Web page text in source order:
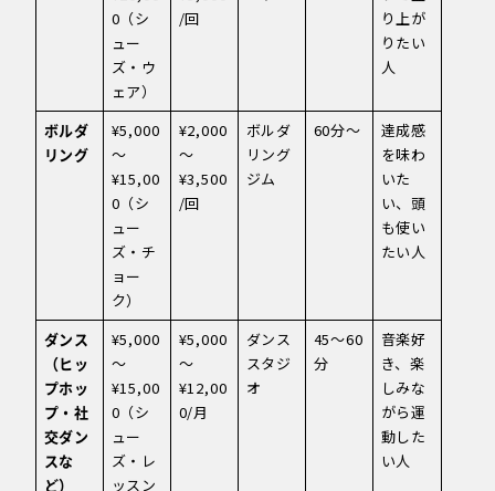
0（シ
ュー
ズ・ウ
ェア）
/回
り上が
りたい
人
ボルダ
リング
¥5,000
〜
¥15,00
0（シ
ュー
ズ・チ
ョー
ク）
¥2,000
〜
¥3,500
/回
ボルダ
リング
ジム
60分〜
達成感
を味わ
いた
い、頭
も使い
たい人
ダンス
（ヒッ
プホッ
プ・社
交ダン
スな
ど）
¥5,000
〜
¥15,00
0（シ
ュー
ズ・レ
ッスン
¥5,000
〜
¥12,00
0/月
ダンス
スタジ
オ
45〜60
分
音楽好
き、楽
しみな
がら運
動した
い人